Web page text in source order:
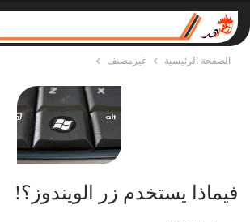
الصفحة الرئيسية غيرمصنف
فيماذا يستخدم زر الويندوز؟!